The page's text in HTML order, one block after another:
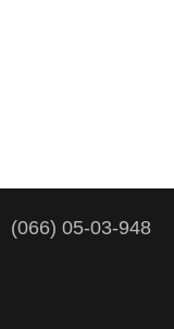
(066) 05-03-948